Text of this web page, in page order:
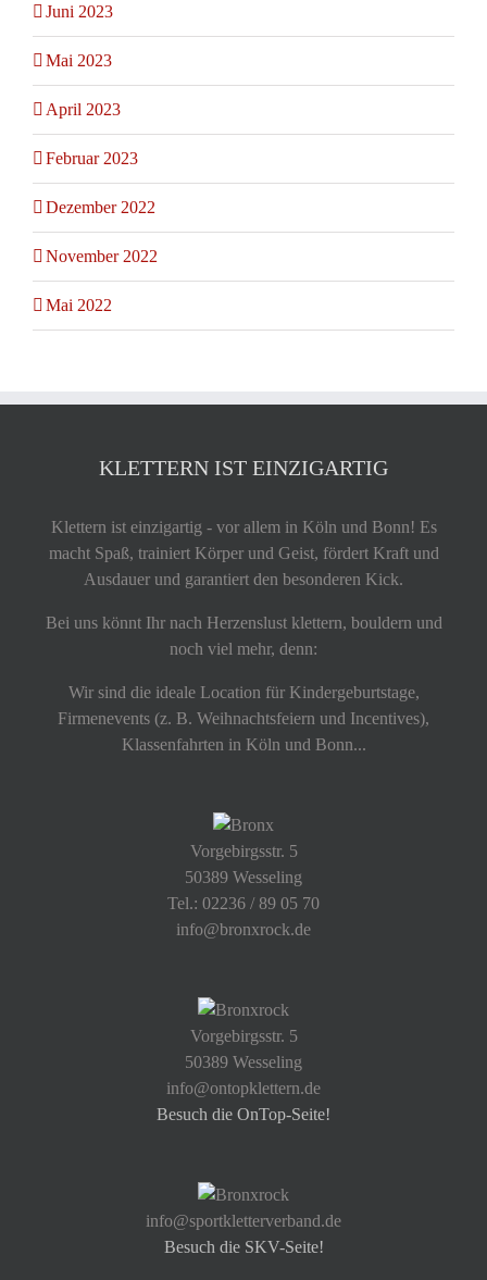
Juni 2023
Mai 2023
April 2023
Februar 2023
Dezember 2022
November 2022
Mai 2022
KLETTERN IST EINZIGARTIG
Klettern ist einzigartig - vor allem in Köln und Bonn! Es
macht Spaß, trainiert Körper und Geist, fördert Kraft und
Ausdauer und garantiert den besonderen Kick.
Bei uns könnt Ihr nach Herzenslust klettern, bouldern und
noch viel mehr, denn:
Wir sind die ideale Location für Kindergeburtstage,
Firmenevents (z. B. Weihnachtsfeiern und Incentives),
Klassenfahrten in Köln und Bonn...
Vorgebirgsstr. 5
50389 Wesseling
Tel.: 02236 / 89 05 70
info@bronxrock.de
Vorgebirgsstr. 5
50389 Wesseling
info@ontopklettern.de
Besuch die OnTop-Seite!
info@sportkletterverband.de
Besuch die SKV-Seite!